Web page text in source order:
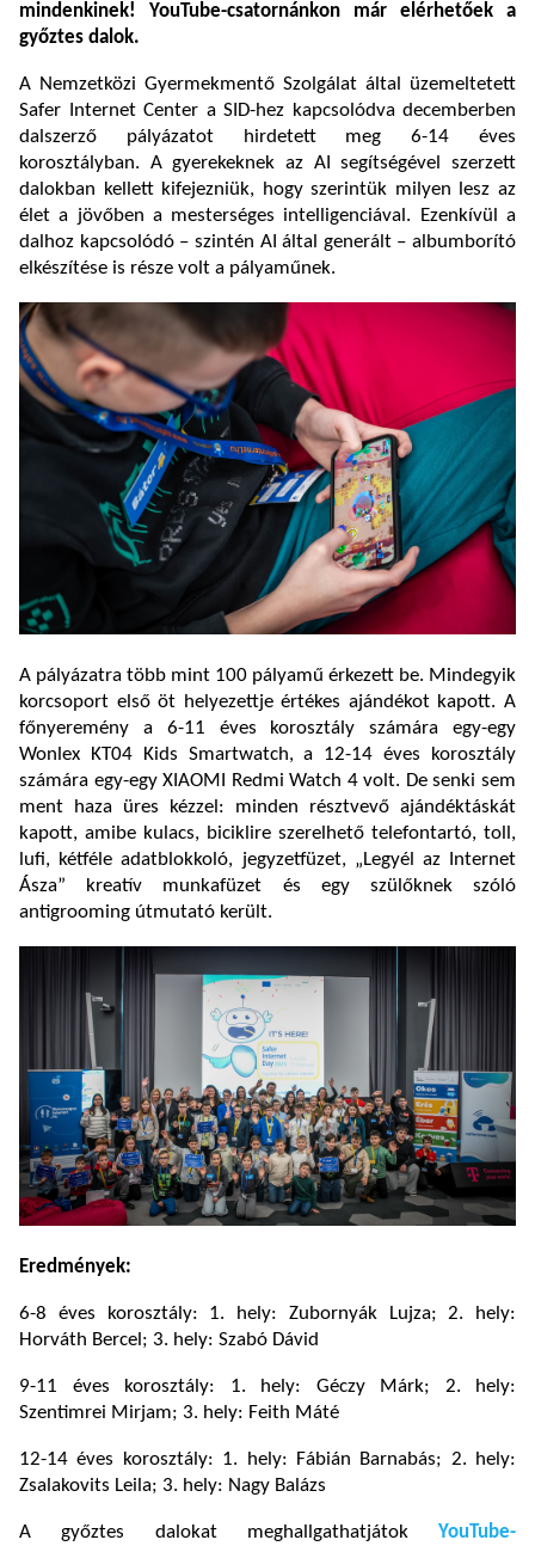
mindenkinek! YouTube-csatornánkon már elérhetőek a
győztes dalok.
A Nemzetközi Gyermekmentő Szolgálat által üzemeltetett
Safer Internet Center a SID-hez kapcsolódva decemberben
dalszerző pályázatot hirdetett meg 6-14 éves
korosztályban. A gyerekeknek az AI segítségével szerzett
dalokban kellett kifejezniük, hogy szerintük milyen lesz az
élet a jövőben a mesterséges intelligenciával. Ezenkívül a
dalhoz kapcsolódó – szintén AI által generált – albumborító
elkészítése is része volt a pályaműnek.
A pályázatra több mint 100 pályamű érkezett be. Mindegyik
korcsoport első öt helyezettje értékes ajándékot kapott. A
főnyeremény a 6-11 éves korosztály számára egy-egy
Wonlex KT04 Kids Smartwatch, a 12-14 éves korosztály
számára egy-egy XIAOMI Redmi Watch 4 volt. De senki sem
ment haza üres kézzel: minden résztvevő ajándéktáskát
kapott, amibe kulacs, biciklire szerelhető telefontartó, toll,
lufi, kétféle adatblokkoló, jegyzetfüzet, „Legyél az Internet
Ásza” kreatív munkafüzet és egy szülőknek szóló
antigrooming útmutató került.
Eredmények:
6-8 éves korosztály: 1. hely: Zubornyák Lujza; 2. hely:
Horváth Bercel; 3. hely: Szabó Dávid
9-11 éves korosztály: 1. hely: Géczy Márk; 2. hely:
Szentimrei Mirjam; 3. hely: Feith Máté
12-14 éves korosztály: 1. hely: Fábián Barnabás; 2. hely:
Zsalakovits Leila; 3. hely: Nagy Balázs
A győztes dalokat meghallgathatjátok YouTube-